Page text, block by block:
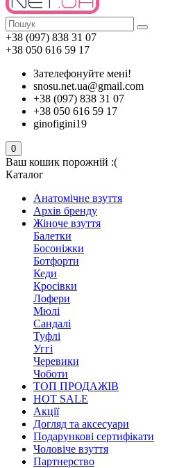
+38 (097) 838 31 07
+38 050 616 59 17
Зателефонуйте мені!
snosu.net.ua@gmail.com
+38 (097) 838 31 07
+38 050 616 59 17
ginofigini19
0
Ваш кошик порожній :(
Каталог
Анатомічне взуття
Архів бренду
Жіноче взуття
Балетки
Босоніжки
Ботфорти
Кеди
Кросівки
Лофери
Мюлі
Сандалі
Туфлі
Уггі
Черевики
Чоботи
ТОП ПРОДАЖІВ
HOT SALE
Акції
Догляд та аксесуари
Подарункові сертифікати
Чоловіче взуття
Партнерство